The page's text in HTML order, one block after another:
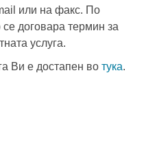
или на факс. По
договара термин за
услуга.
Ви е достапен во тука.